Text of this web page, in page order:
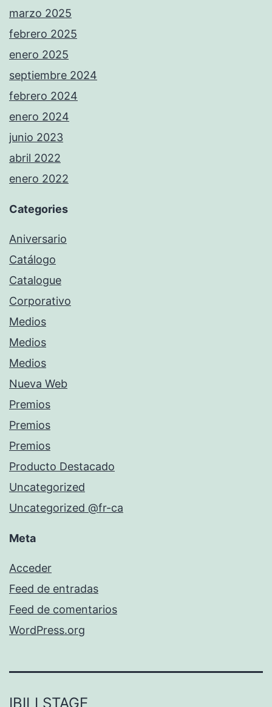
marzo 2025
febrero 2025
enero 2025
septiembre 2024
febrero 2024
enero 2024
junio 2023
abril 2022
enero 2022
Categories
Aniversario
Catálogo
Catalogue
Corporativo
Medios
Medios
Medios
Nueva Web
Premios
Premios
Premios
Producto Destacado
Uncategorized
Uncategorized @fr-ca
Meta
Acceder
Feed de entradas
Feed de comentarios
WordPress.org
IBILI STAGE